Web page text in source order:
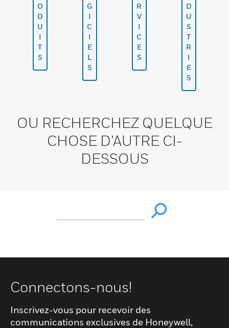
O
D
U
I
T
S
G
I
C
I
E
L
S
R
V
I
C
E
S
D
U
S
T
R
I
E
S
OU RECHERCHEZ QUELQUE
CHOSE D’AUTRE CI-
DESSOUS
Connectons-nous!
Inscrivez-vous pour recevoir des
communications exclusives de Honeywell,